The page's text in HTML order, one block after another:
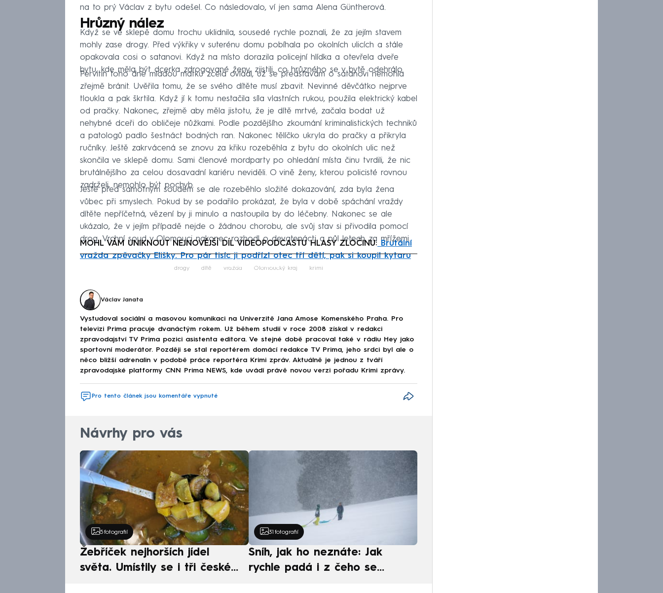
na to prý Václav z bytu odešel. Co následovalo, ví jen sama Alena Güntherová.
Hrůzný nález
Když se ve sklepě domu trochu uklidnila, sousedé rychle poznali, že za jejím stavem
mohly zase drogy. Před výkřiky v suterénu domu pobíhala po okolních ulicích a stále
opakovala cosi o satanovi. Když na místo dorazila policejní hlídka a otevřela dveře
bytu, kde měla být dcerka zdrogované ženy, zjistili, co hrůzného se v bytě odehrálo.
Pervitin toho dne mladou matku zcela ovládl, už se představám o satanovi nemohla
zřejmě bránit. Uvěřila tomu, že se svého dítěte musí zbavit. Nevinné děvčátko nejprve
tloukla a pak škrtila. Když jí k tomu nestačila síla vlastních rukou, použila elektrický kabel
od pračky. Nakonec, zřejmě aby měla jistotu, že je dítě mrtvé, začala bodat už
nehybné dceři do obličeje nůžkami. Podle pozdějšího zkoumání kriminalistických techniků
a patologů padlo šestnáct bodných ran. Nakonec tělíčko ukryla do pračky a přikryla
ručníky. Ještě zakrvácená se znovu za křiku rozeběhla z bytu do okolních ulic než
skončila ve sklepě domu. Sami členové mordparty po ohledání místa činu tvrdili, že nic
brutálnějšího za celou dosavadní kariéru neviděli. O vině ženy, kterou policisté rovnou
zadrželi, nemohlo být pochyb.
Ještě před samotným soudem se ale rozeběhlo složité dokazování, zda byla žena
vůbec při smyslech. Pokud by se podařilo prokázat, že byla v době spáchání vraždy
dítěte nepříčetná, vězení by ji minulo a nastoupila by do léčebny. Nakonec se ale
ukázalo, že v jejím případě nejde o žádnou chorobu, ale svůj stav si přivodila pomocí
drog. Vrchní soud v Olomouci nakonec rozhodl o devatenácti a půl letech za mřížemi.
MOHL VÁM UNIKNOUT NEJNOVĚJŠÍ DÍL VIDEOPODCASTU HLASY ZLOČINU: Brutální
vražda zpěvačky Elišky. Pro pár tisíc ji podřízl otec tří dětí, pak si koupil kytaru
Failed to fetch
drogy dítě vražda Olomoucký kraj krimi
Václav Janata
Vystudoval sociální a masovou komunikaci na Univerzitě Jana Amose Komenského Praha. Pro
televizi Prima pracuje dvanáctým rokem. Už během studií v roce 2008 získal v redakci
zpravodajství TV Prima pozici asistenta editora. Ve stejné době pracoval také v rádiu Hey jako
sportovní moderátor. Později se stal reportérem domácí redakce TV Prima, jeho srdci byl ale o
něco bližší adrenalin v podobě práce reportéra Krimi zpráv. Aktuálně je jednou z tváří
zpravodajské platformy CNN Prima NEWS, kde uvádí právě novou verzi pořadu Krimi zprávy.
Pro tento článek jsou komentáře vypnuté
Návrhy pro vás
5 fotografií
Žebříček nejhorších jídel
světa. Umístily se i tři české
31 fotografií
Sníh, jak ho neznáte: Jak
rychle padá i z čeho se